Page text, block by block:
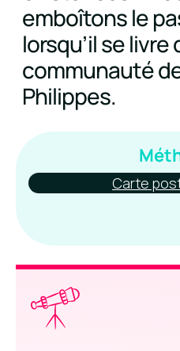
emboîtons le
lorsqu’il se livre
communauté
Philippes.
Carte